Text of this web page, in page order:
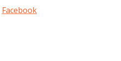
Facebook